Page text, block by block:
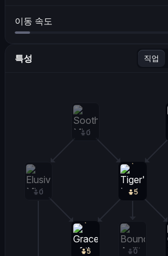
이동 속도
특성 직업
5
5
0
0
0